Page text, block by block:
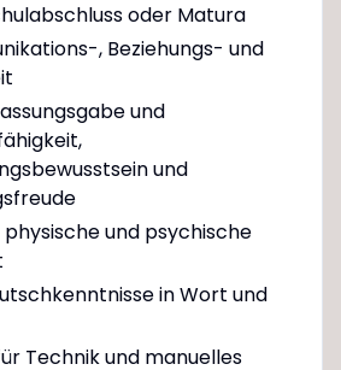
oder Matura
, Beziehungs- und
und
und
und psychische
in Wort und
Technik und manuelles